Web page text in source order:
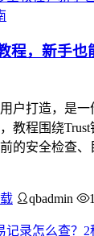
程，新手也
户打造，是
教程围绕
的安全检查、
qbadmin